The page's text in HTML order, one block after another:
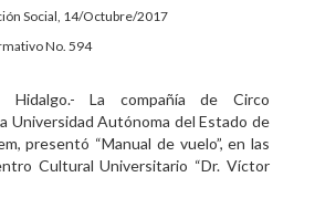
Social, 14/Octubre/2017
No. 594
Hidalgo.- La compañía de Circo
Universidad Autónoma del Estado de
presentó “Manual de vuelo”, en las
Cultural Universitario “Dr. Víctor